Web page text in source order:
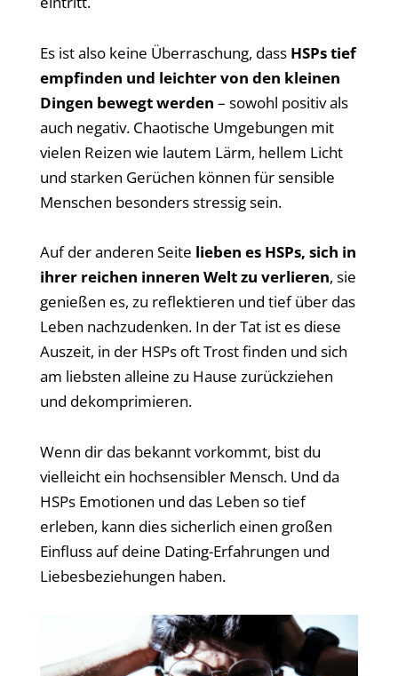
Es ist also keine Überraschung, dass HSPs tief
empfinden und leichter von den kleinen
Dingen bewegt werden – sowohl positiv als
auch negativ. Chaotische Umgebungen mit
vielen Reizen wie lautem Lärm, hellem Licht
und starken Gerüchen können für sensible
Menschen besonders stressig sein.
Auf der anderen Seite lieben es HSPs, sich in
ihrer reichen inneren Welt zu verlieren, sie
genießen es, zu reflektieren und tief über das
Leben nachzudenken. In der Tat ist es diese
Auszeit, in der HSPs oft Trost finden und sich
am liebsten alleine zu Hause zurückziehen
und dekomprimieren.
Wenn dir das bekannt vorkommt, bist du
vielleicht ein hochsensibler Mensch. Und da
HSPs Emotionen und das Leben so tief
erleben, kann dies sicherlich einen großen
Einfluss auf deine Dating-Erfahrungen und
Liebesbeziehungen haben.